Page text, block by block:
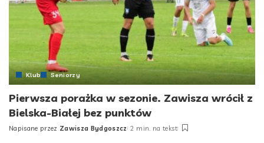
Klub Seniorzy
Pierwsza porażka w sezonie. Zawisza wrócił z
Bielska-Białej bez punktów
Posted
Napisane przez Zawisza Bydgoszcz 2 min. na tekst